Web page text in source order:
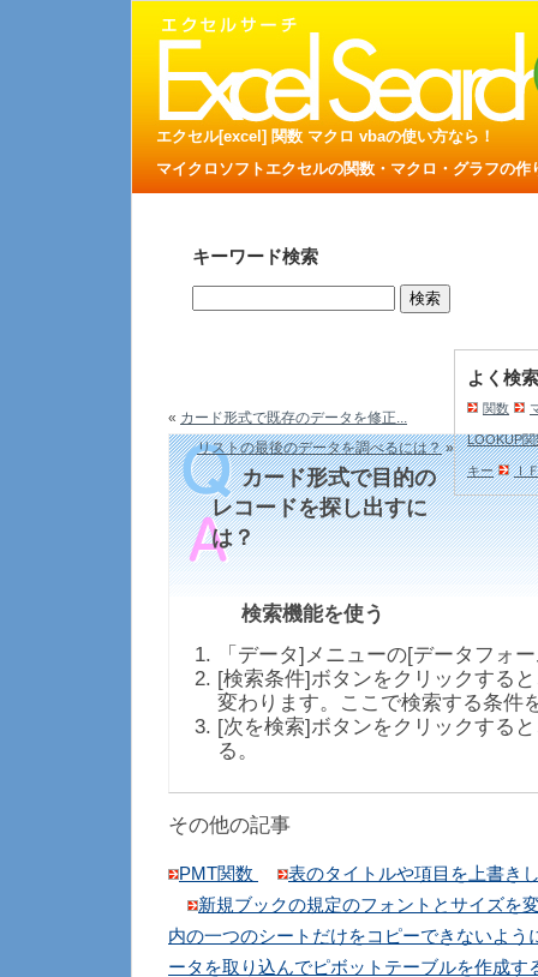
エクセル[excel] 関数 マクロ vbaの使い方なら！
マイクロソフトエクセルの関数・マクロ・グラフの
キーワード検索
よく検
関数
LOOKUP関
キー Ｉ
« カード形式で既存のデータを修正...
リストの最後のデータを調べるには？»
カード形式で目的の
レコードを探し出すに
は？
検索機能を使う
「データ]メニューの[データフォ
[検索条件]ボタンをクリックする
変わります。ここで検索する条件
[次を検索]ボタンをクリックする
る。
その他の記事
PMT関数
表のタイトルや項目を上書き
新規ブックの規定のフォントとサイズを
内の一つのシートだけをコピーできないよう
ータを取り込んでピボットテーブルを作成す